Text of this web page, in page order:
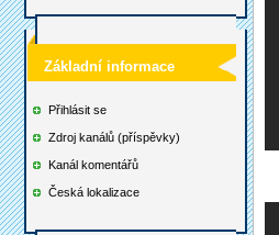
Základní informace
Přihlásit se
Zdroj kanálů (příspěvky)
Kanál komentářů
Česká lokalizace